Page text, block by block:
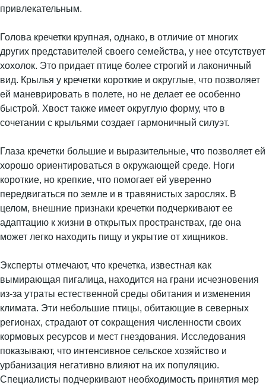
привлекательным.
Голова кречетки крупная, однако, в отличие от многих
других представителей своего семейства, у нее отсутствует
хохолок. Это придает птице более строгий и лаконичный
вид. Крылья у кречетки короткие и округлые, что позволяет
ей маневрировать в полете, но не делает ее особенно
быстрой. Хвост также имеет округлую форму, что в
сочетании с крыльями создает гармоничный силуэт.
Глаза кречетки большие и выразительные, что позволяет ей
хорошо ориентироваться в окружающей среде. Ноги
короткие, но крепкие, что помогает ей уверенно
передвигаться по земле и в травянистых зарослях. В
целом, внешние признаки кречетки подчеркивают ее
адаптацию к жизни в открытых пространствах, где она
может легко находить пищу и укрытие от хищников.
Эксперты отмечают, что кречетка, известная как
вымирающая пигалица, находится на грани исчезновения
из-за утраты естественной среды обитания и изменения
климата. Эти небольшие птицы, обитающие в северных
регионах, страдают от сокращения численности своих
кормовых ресурсов и мест гнездования. Исследования
показывают, что интенсивное сельское хозяйство и
урбанизация негативно влияют на их популяцию.
Специалисты подчеркивают необходимость принятия мер